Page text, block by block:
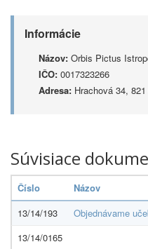
Informácie
Názov: Orbis Pictus
IČO: 0017323266
Adresa: Hrachová 34,
Súvisiace
Číslo Názov
13/14/193
Objednávame
13/14/0165